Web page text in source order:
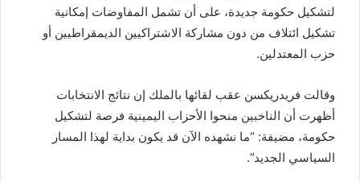
لتشكيل حكومة جديدة، على أن تشمل المفاوضات إمكانية
تشكيل ائتلاف من دون مشاركة الاشتراكيين الديمقراطيين أو
حزب المعتدلين.
وقالت فريدريكسن عقب لقائها بالملك إن نتائج الانتخابات
أظهرت أن الناخبين منحوا الأحزاب اليمينية فرصة لتشكيل
حكومة، مضيفة: “ما نشهده الآن قد يكون بداية لهذا المسار
السياسي الجديد”.